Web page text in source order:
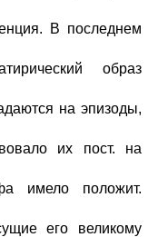
В последнем
образ
на эпизоды,
их пост. на
имело положит.
его великому